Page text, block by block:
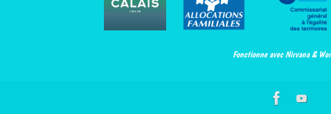
Fonctionne avecNirvana&